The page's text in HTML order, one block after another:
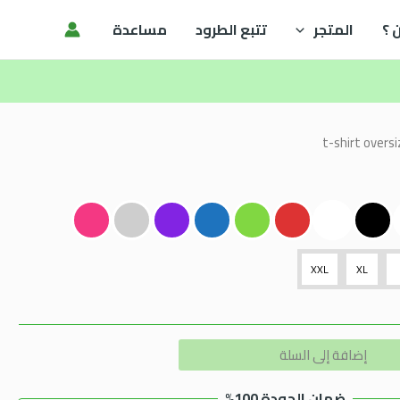
؟ المتجر تتبع الطرود مساعدة
XL
XXL
إضافة إلى السلة